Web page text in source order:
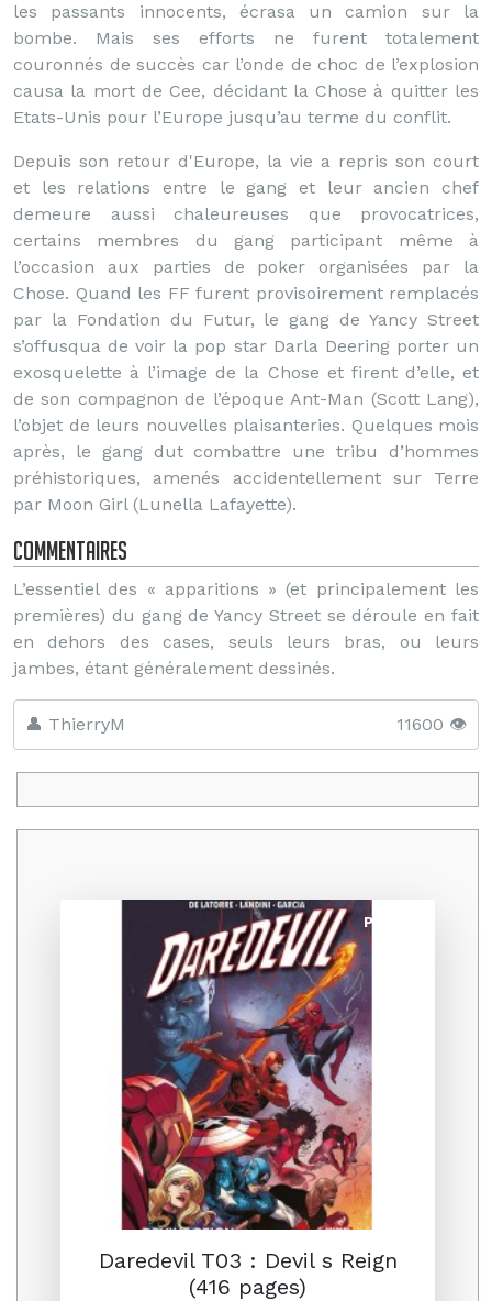
les passants innocents, écrasa un camion sur la
bombe. Mais ses efforts ne furent totalement
couronnés de succès car l’onde de choc de l’explosion
causa la mort de Cee, décidant la Chose à quitter les
Etats-Unis pour l’Europe jusqu’au terme du conflit.
Depuis son retour d'Europe, la vie a repris son court
et les relations entre le gang et leur ancien chef
demeure aussi chaleureuses que provocatrices,
certains membres du gang participant même à
l’occasion aux parties de poker organisées par la
Chose. Quand les FF furent provisoirement remplacés
par la Fondation du Futur, le gang de Yancy Street
s’offusqua de voir la pop star Darla Deering porter un
exosquelette à l’image de la Chose et firent d’elle, et
de son compagnon de l’époque Ant-Man (Scott Lang),
l’objet de leurs nouvelles plaisanteries. Quelques mois
après, le gang dut combattre une tribu d’hommes
préhistoriques, amenés accidentellement sur Terre
par Moon Girl (Lunella Lafayette).
Commentaires
L’essentiel des « apparitions » (et principalement les
premières) du gang de Yancy Street se déroule en fait
en dehors des cases, seuls leurs bras, ou leurs
jambes, étant généralement dessinés.
👤 ThierryM 11600 👁️
Promo
Daredevil T03 : Devil s Reign
(416 pages)